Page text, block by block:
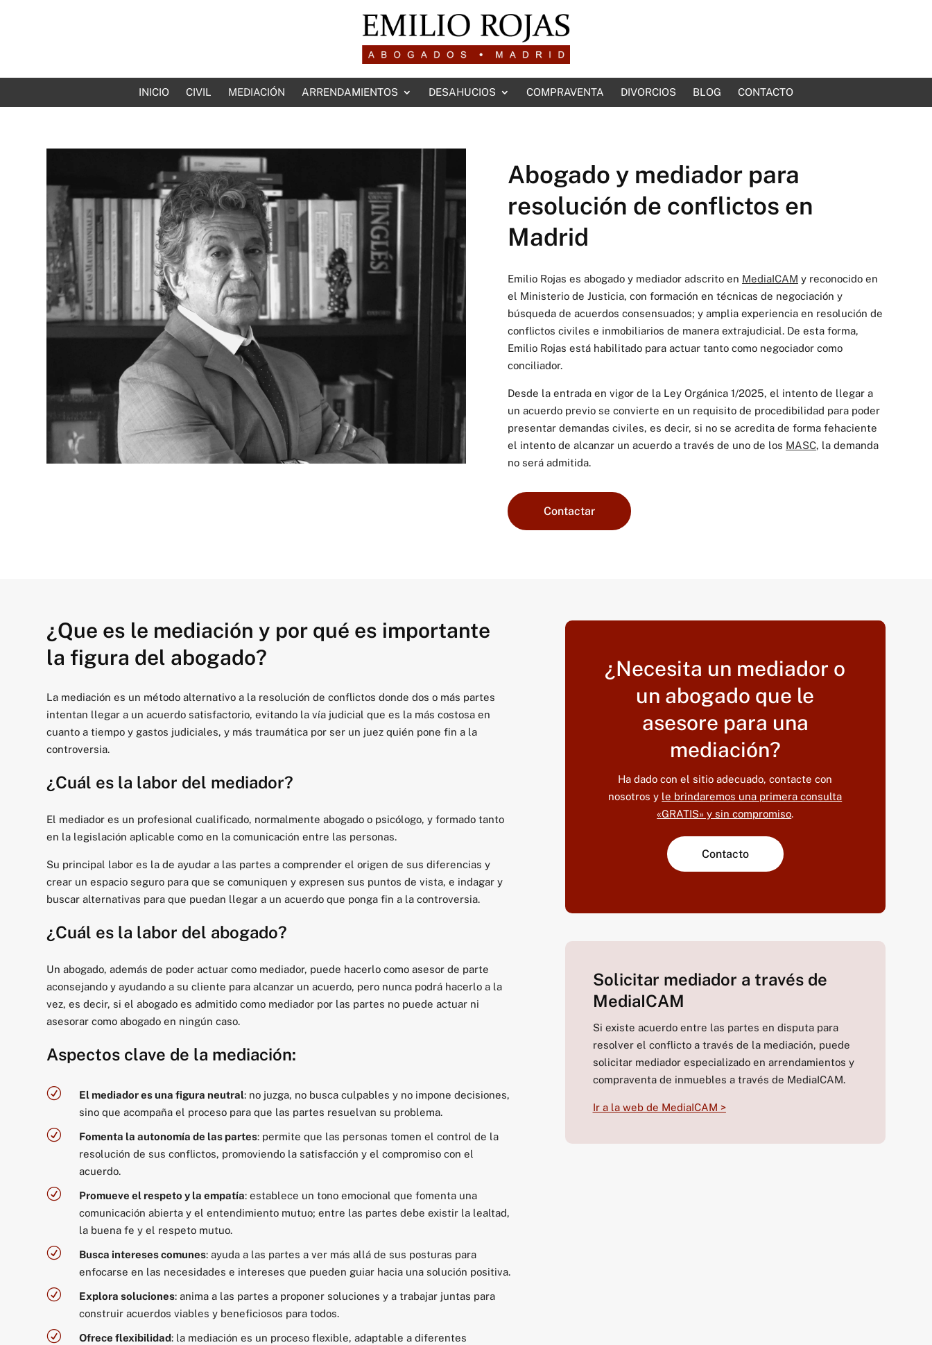
INICIO CIVIL MEDIACIÓN ARRENDAMIENTOS DESAHUCIOS COMPRAVENTA DIVORCIOS BLOG CONTACTO
Abogado y mediador para
resolución de conflictos en
Madrid
Emilio Rojas es abogado y mediador adscrito en MediaICAM y reconocido en
el Ministerio de Justicia, con formación en técnicas de negociación y
búsqueda de acuerdos consensuados; y amplia experiencia en resolución de
conflictos civiles e inmobiliarios de manera extrajudicial. De esta forma,
Emilio Rojas está habilitado para actuar tanto como negociador como
conciliador.
Desde la entrada en vigor de la Ley Orgánica 1/2025, el intento de llegar a
un acuerdo previo se convierte en un requisito de procedibilidad para poder
presentar demandas civiles, es decir, si no se acredita de forma fehaciente
el intento de alcanzar un acuerdo a través de uno de los MASC, la demanda
no será admitida.
Contactar
¿Que es le mediación y por qué es importante
la figura del abogado?
La mediación es un método alternativo a la resolución de conflictos donde dos o más partes
intentan llegar a un acuerdo satisfactorio, evitando la vía judicial que es la más costosa en
cuanto a tiempo y gastos judiciales, y más traumática por ser un juez quién pone fin a la
controversia.
¿Cuál es la labor del mediador?
El mediador es un profesional cualificado, normalmente abogado o psicólogo, y formado tanto
en la legislación aplicable como en la comunicación entre las personas.
Su principal labor es la de ayudar a las partes a comprender el origen de sus diferencias y
crear un espacio seguro para que se comuniquen y expresen sus puntos de vista, e indagar y
buscar alternativas para que puedan llegar a un acuerdo que ponga fin a la controversia.
¿Cuál es la labor del abogado?
Un abogado, además de poder actuar como mediador, puede hacerlo como asesor de parte
aconsejando y ayudando a su cliente para alcanzar un acuerdo, pero nunca podrá hacerlo a la
vez, es decir, si el abogado es admitido como mediador por las partes no puede actuar ni
asesorar como abogado en ningún caso.
Aspectos clave de la mediación:
R El mediador es una figura neutral: no juzga, no busca culpables y no impone decisiones,
sino que acompaña el proceso para que las partes resuelvan su problema.
R Fomenta la autonomía de las partes: permite que las personas tomen el control de la
resolución de sus conflictos, promoviendo la satisfacción y el compromiso con el
acuerdo.
R Promueve el respeto y la empatía: establece un tono emocional que fomenta una
comunicación abierta y el entendimiento mutuo; entre las partes debe existir la lealtad,
la buena fe y el respeto mutuo.
R Busca intereses comunes: ayuda a las partes a ver más allá de sus posturas para
enfocarse en las necesidades e intereses que pueden guiar hacia una solución positiva.
R Explora soluciones: anima a las partes a proponer soluciones y a trabajar juntas para
construir acuerdos viables y beneficiosos para todos.
R Ofrece flexibilidad: la mediación es un proceso flexible, adaptable a diferentes
¿Necesita un mediador o
un abogado que le
asesore para una
mediación?
Ha dado con el sitio adecuado, contacte con
nosotros y le brindaremos una primera consulta
«GRATIS» y sin compromiso.
Contacto
Solicitar mediador a través de
MediaICAM
Si existe acuerdo entre las partes en disputa para
resolver el conflicto a través de la mediación, puede
solicitar mediador especializado en arrendamientos y
compraventa de inmuebles a través de MediaICAM.
Ir a la web de MediaICAM >